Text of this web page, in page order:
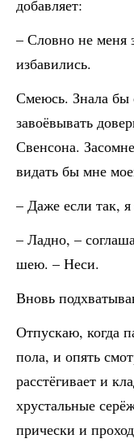
добавляет:
– Словно не меня
избавились.
Смеюсь. Знала бы
завоёвывать
Свенсона.
видать бы мне
– Даже если так,
– Ладно, –
шею. – Неси.
Вновь
Отпускаю, когда
пола, и опять
расстёгивает и
хрустальные
прически и